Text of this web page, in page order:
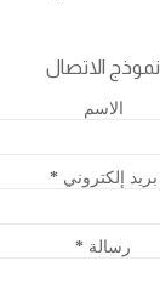
نموذج الاتصال
الاسم
بريد إلكتروني*
رسالة *